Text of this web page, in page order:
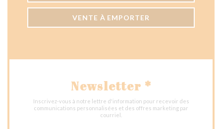
VENTE À EMPORTER
Newsletter *
Inscrivez-vous à notre lettre d'information pour recevoir des
communications personnalisées et des offres marketing par
courriel.